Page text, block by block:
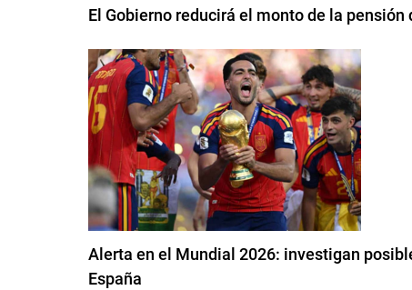
El Gobierno reducirá el monto de la
Alerta en el Mundial 2026: investigan
España